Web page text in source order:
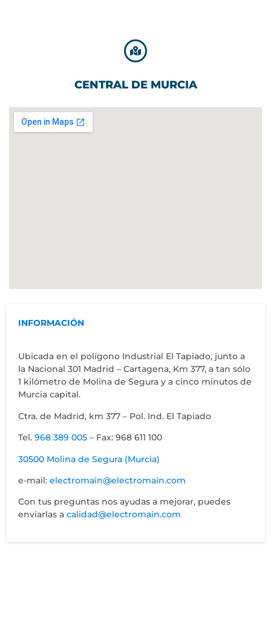
CENTRAL DE MURCIA
INFORMACIÓN
Ubicada en el polígono Industrial El Tapiado, junto a
la Nacional 301 Madrid – Cartagena, Km 377, a tan sólo
1 kilómetro de Molina de Segura y a cinco minutos de
Murcia capital.
Ctra. de Madrid, km 377 – Pol. Ind. El Tapiado
Tel. 968 389 005 – Fax: 968 611 100
30500 Molina de Segura (Murcia)
e-mail: electromain@electromain.com
Con tus preguntas nos ayudas a mejorar, puedes
enviarlas a calidad@electromain.com